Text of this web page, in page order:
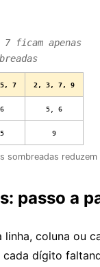
ficam apenas
7 2, 3, 7, 9
5, 6
9
sombreadas
passo a
linha, coluna ou
cada dígito